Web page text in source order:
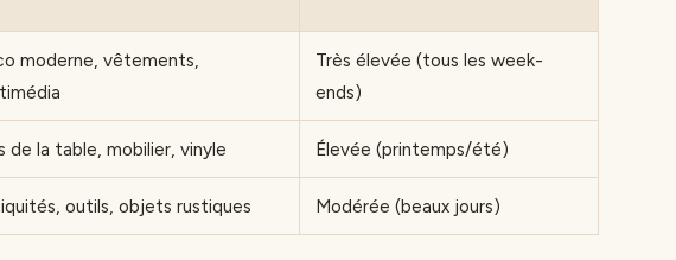
moderne, vêtements,
Très élevée (tous les week-
ends)
de la table, mobilier, vinyle Élevée (printemps/été)
outils, objets rustiques Modérée (beaux jours)